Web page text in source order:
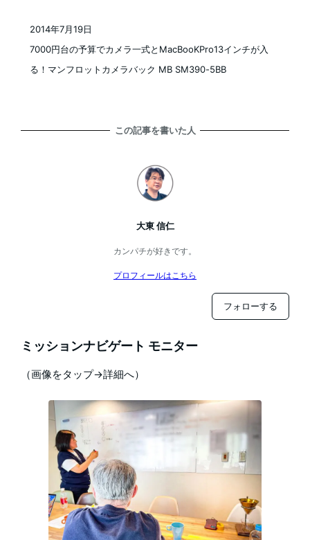
7000円台の予算でカメラ一式とMacBooKPro13インチが入
る！マンフロットカメラバック MB SM390-5BB
2014年7月19日
この記事を書いた人
大東 信仁
カンパチが好きです。
プロフィールはこちら
フォローする
ミッションナビゲート モニター
（画像をタップ→詳細へ）